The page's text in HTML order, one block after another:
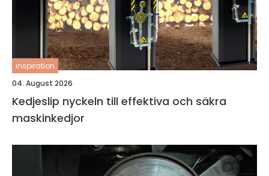
inspiration
04. August 2026
Kedjeslip nyckeln till effektiva och säkra
maskinkedjor